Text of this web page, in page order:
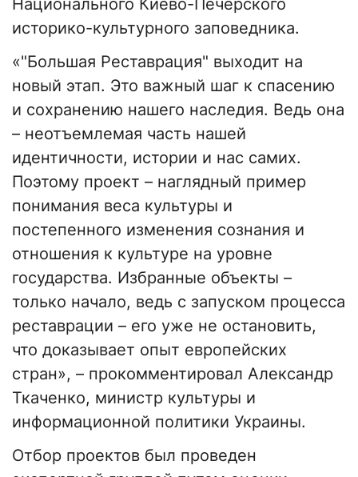
Национального Киево-Печерского
историко-культурного заповедника.
«"Большая Реставрация" выходит на
новый этап. Это важный шаг к спасению
и сохранению нашего наследия. Ведь она
– неотъемлемая часть нашей
идентичности, истории и нас самих.
Поэтому проект – наглядный пример
понимания веса культуры и
постепенного изменения сознания и
отношения к культуре на уровне
государства. Избранные объекты –
только начало, ведь с запуском процесса
реставрации – его уже не остановить,
что доказывает опыт европейских
стран», – прокомментировал Александр
Ткаченко, министр культуры и
информационной политики Украины.
Отбор проектов был проведен